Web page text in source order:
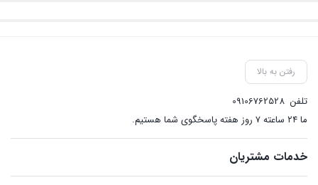
رفتن به بالا
تلفن 09106762528
ما ۲۴ ساعته ۷ روز هفته پاسخگوی شما هستیم.
خدمات مشتریان